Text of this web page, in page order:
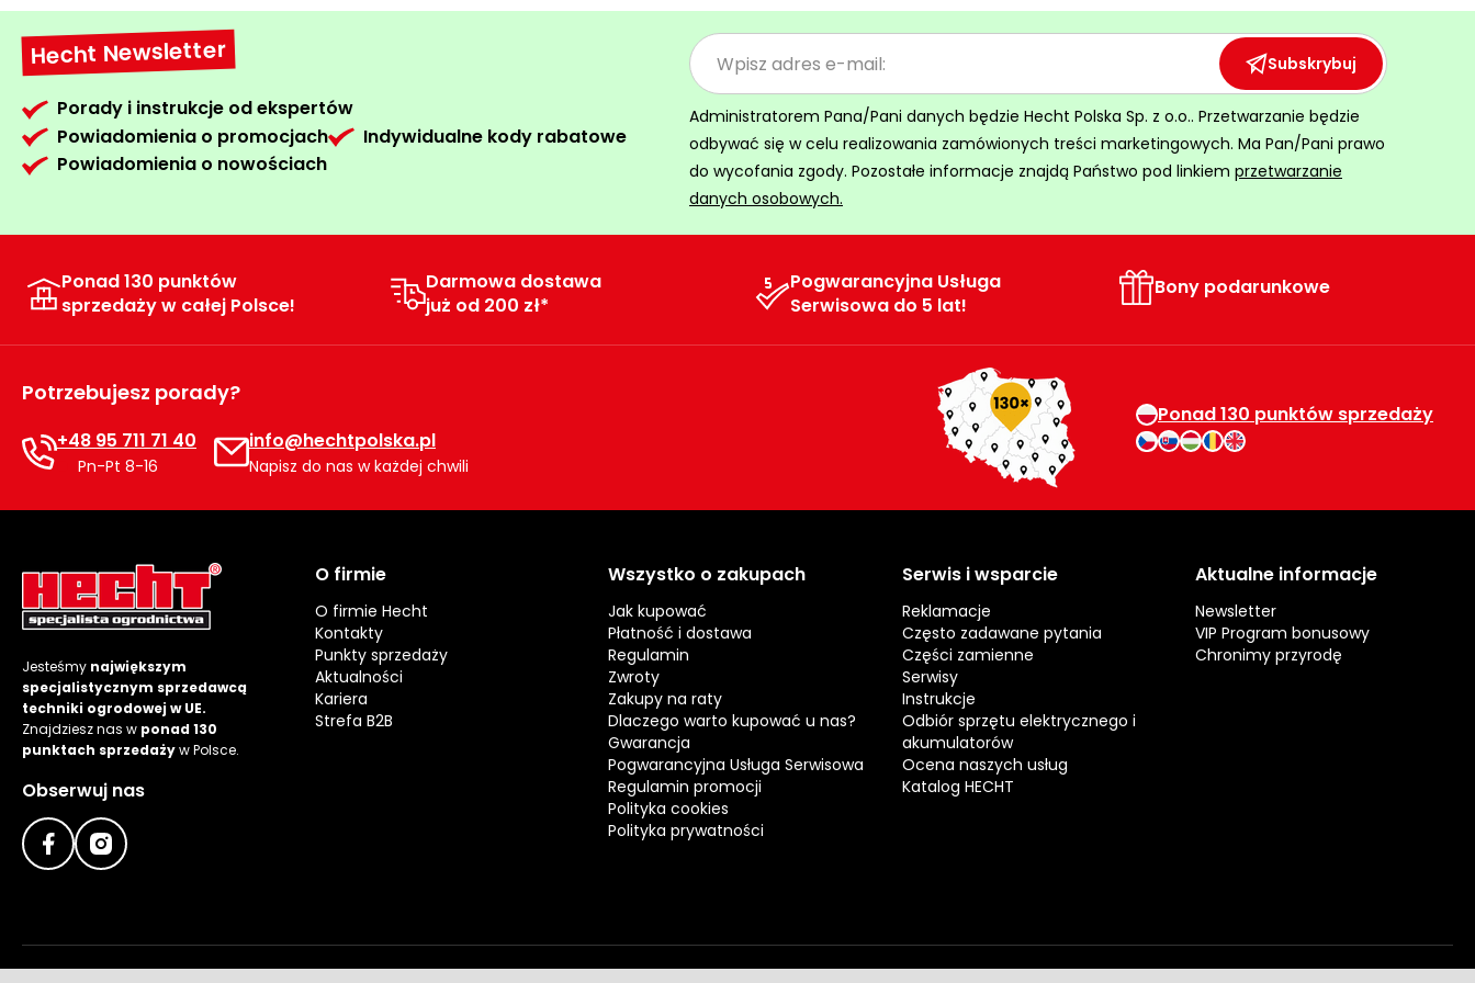
Hecht Newsletter
Porady i instrukcje od ekspertów
Powiadomienia o promocjach
Indywidualne kody rabatowe
Powiadomienia o nowościach
Subskrybuj
Administratorem Pana/Pani danych będzie Hecht Polska Sp. z o.o.. Przetwarzanie będzie
odbywać się w celu realizowania zamówionych treści marketingowych. Ma Pan/Pani prawo
do wycofania zgody. Pozostałe informacje znajdą Państwo pod linkiem przetwarzanie
danych osobowych.
Ponad 130 punktów
sprzedaży w całej Polsce!
Darmowa dostawa
już od 200 zł*
Pogwarancyjna Usługa
Serwisowa do 5 lat!
Bony podarunkowe
Potrzebujesz porady?
+48 95 711 71 40
Pn-Pt 8-16
info@hechtpolska.pl
Napisz do nas w każdej chwili
Ponad 130 punktów sprzedaży
Jesteśmy największym
specjalistycznym sprzedawcą
techniki ogrodowej w UE.
Znajdziesz nas w ponad 130
punktach sprzedażyw Polsce.
Obserwuj nas
O firmie
O firmie Hecht
Kontakty
Punkty sprzedaży
Aktualności
Kariera
Strefa B2B
Wszystko o zakupach
Jak kupować
Płatność i dostawa
Regulamin
Zwroty
Zakupy na raty
Dlaczego warto kupować u nas?
Gwarancja
Pogwarancyjna Usługa Serwisowa
Regulamin promocji
Polityka cookies
Polityka prywatności
Serwis i wsparcie
Reklamacje
Często zadawane pytania
Części zamienne
Serwisy
Instrukcje
Odbiór sprzętu elektrycznego i
akumulatorów
Ocena naszych usług
Katalog HECHT
Aktualne informacje
Newsletter
VIP Program bonusowy
Chronimy przyrodę